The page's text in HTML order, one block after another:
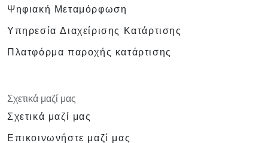
Ψηφιακή Μεταμόρφωση
Υπηρεσία Διαχείρισης Κατάρτισης
Πλατφόρμα παροχής κατάρτισης
Σχετικά μαζί μας
Σχετικά μαζί μας
Επικοινωνήστε μαζί μας